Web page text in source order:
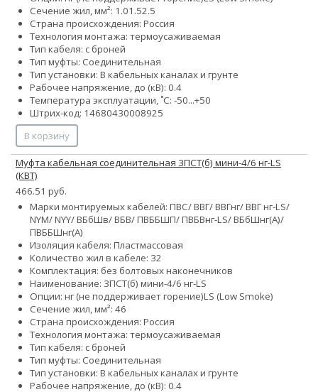
Сечение жил, мм²: 1.01.52.5
Страна происхождения: Россия
Технология монтажа: термоусаживаемая
Тип кабеля: с броней
Тип муфты: Соединительная
Тип установки: В кабельных каналах и грунте
Рабочее напряжение, до (кВ): 0.4
Температура эксплуатации, ˚С: -50...+50
Штрих-код: 14680430008925
В корзину
Муфта кабельная соединительная 3ПСТ(б) мини-4/6 нг-LS
(КВТ)
466.51 руб.
Марки монтируемых кабелей: ПВС/ ВВГ/ ВВГнг/ ВВГ нг-LS/
NYM/ NYY/ ВБбШв/ ВБВ/ ПВББШП/ ПВБВнг-LS/ ВБбШнг(А)/
ПВББШнг(А)
Изоляция кабеля: Пластмассовая
Количество жил в кабеле: 32
Комплектация: без болтовых наконечников
Наименование: 3ПСТ(б) мини-4/6 нг-LS
Опции: нг (не поддерживает горение)LS (Low Smoke)
Сечение жил, мм²: 46
Страна происхождения: Россия
Технология монтажа: термоусаживаемая
Тип кабеля: с броней
Тип муфты: Соединительная
Тип установки: В кабельных каналах и грунте
Рабочее напряжение, до (кВ): 0.4